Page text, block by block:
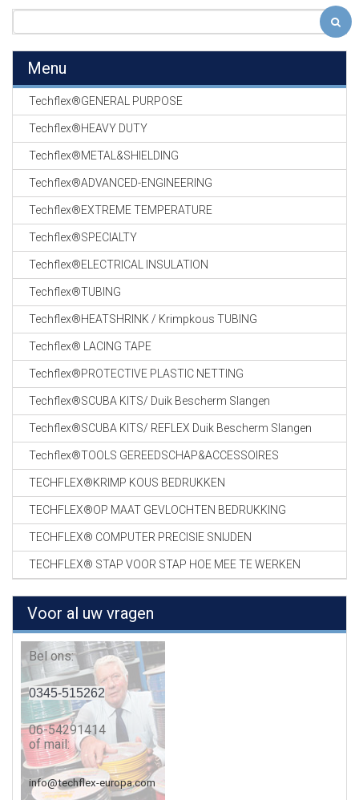
Menu
Techflex®GENERAL PURPOSE
Techflex®HEAVY DUTY
Techflex®METAL&SHIELDING
Techflex®ADVANCED-ENGINEERING
Techflex®EXTREME TEMPERATURE
Techflex®SPECIALTY
Techflex®ELECTRICAL INSULATION
Techflex®TUBING
Techflex®HEATSHRINK / Krimpkous TUBING
Techflex® LACING TAPE
Techflex®PROTECTIVE PLASTIC NETTING
Techflex®SCUBA KITS/ Duik Bescherm Slangen
Techflex®SCUBA KITS/ REFLEX Duik Bescherm Slangen
Techflex®TOOLS GEREEDSCHAP&ACCESSOIRES
TECHFLEX®KRIMP KOUS BEDRUKKEN
TECHFLEX®OP MAAT GEVLOCHTEN BEDRUKKING
TECHFLEX® COMPUTER PRECISIE SNIJDEN
TECHFLEX® STAP VOOR STAP HOE MEE TE WERKEN
Voor al uw vragen
Bel ons:
0345-515262
06-54291414
of mail:
info@techflex-europa.com